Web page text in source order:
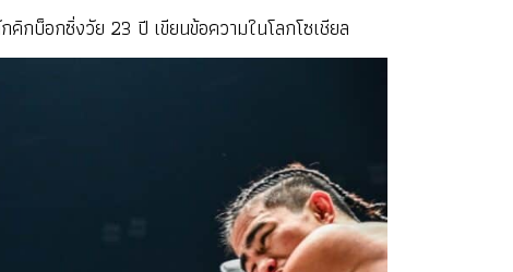
กบ็อกซิ่งวัย 23 ปี เขียนข้อความในโลกโซเชียล